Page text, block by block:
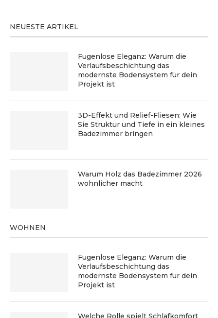
NEUESTE ARTIKEL
Fugenlose Eleganz: Warum die
Verlaufsbeschichtung das
modernste Bodensystem für dein
Projekt ist
3D-Effekt und Relief-Fliesen: Wie
Sie Struktur und Tiefe in ein kleines
Badezimmer bringen
Warum Holz das Badezimmer 2026
wohnlicher macht
WOHNEN
Fugenlose Eleganz: Warum die
Verlaufsbeschichtung das
modernste Bodensystem für dein
Projekt ist
Welche Rolle spielt Schlafkomfort